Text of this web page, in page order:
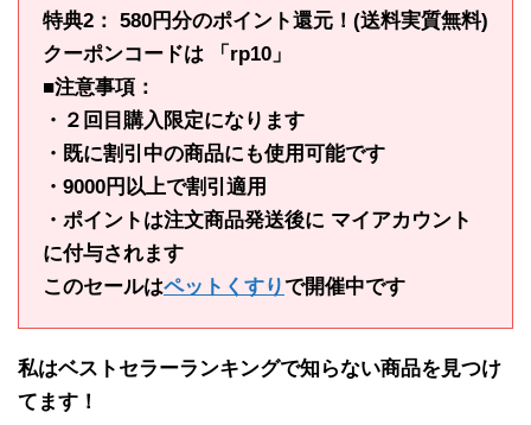
特典2： 580円分のポイント還元！(送料実質無料)
クーポンコードは 「rp10」
■注意事項：
・２回目購入限定になります
・既に割引中の商品にも使用可能です
・9000円以上で割引適用
・ポイントは注文商品発送後に マイアカウント
に付与されます
このセールはペットくすりで開催中です
私はベストセラーランキングで知らない商品を見つけ
てます！